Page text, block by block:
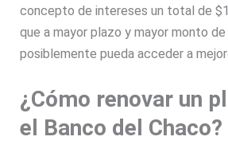
concepto de intereses un total de
que a mayor plazo y mayor monto de
posiblemente pueda acceder a
¿Cómo renovar un
el Banco del Chaco?